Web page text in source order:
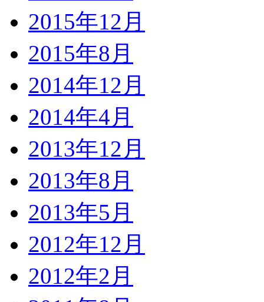
2015年12月
2015年8月
2014年12月
2014年4月
2013年12月
2013年8月
2013年5月
2012年12月
2012年2月